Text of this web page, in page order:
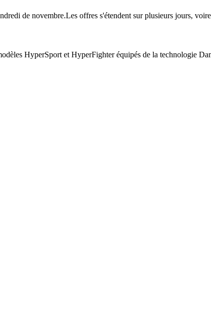
de novembre.Les offres s'étendent sur plusieurs jours,
HyperSport et HyperFighter équipés de la technologie